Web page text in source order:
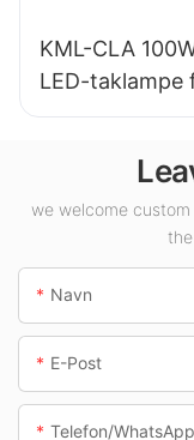
KML-CLA
LED-taklampe
underganger.
we welcome
Navn
E-Post
Telefon/whatsApp